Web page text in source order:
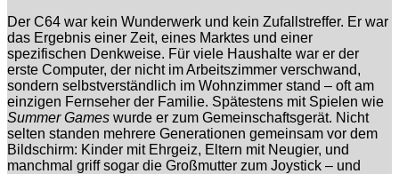
Der C64 war kein Wunderwerk und kein Zufallstreffer. Er war
das Ergebnis einer Zeit, eines Marktes und einer
spezifischen Denkweise. Für viele Haushalte war er der
erste Computer, der nicht im Arbeitszimmer verschwand,
sondern selbstverständlich im Wohnzimmer stand – oft am
einzigen Fernseher der Familie. Spätestens mit Spielen wie
Summer Games wurde er zum Gemeinschaftsgerät. Nicht
selten standen mehrere Generationen gemeinsam vor dem
Bildschirm: Kinder mit Ehrgeiz, Eltern mit Neugier, und
manchmal griff sogar die Großmutter zum Joystick – und